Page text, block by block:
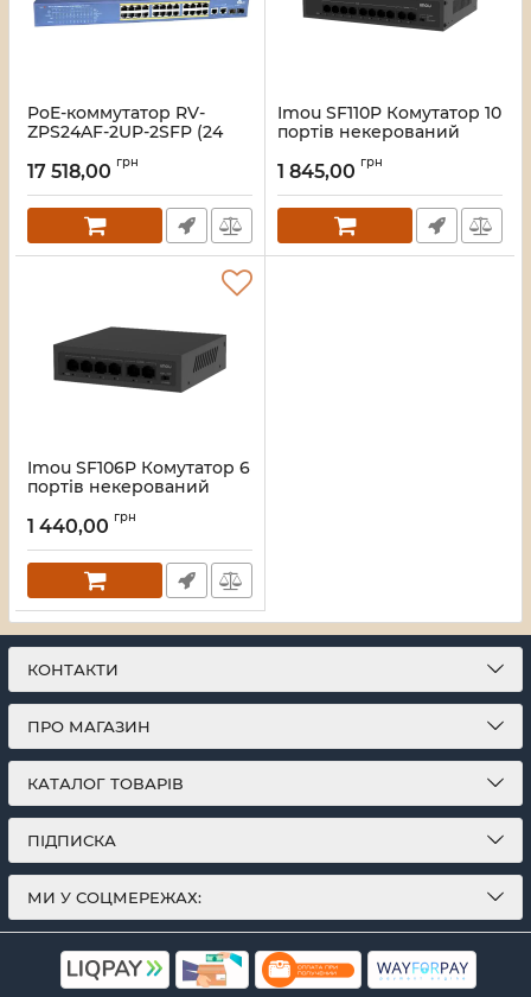
PoE-коммутатор RV-
ZPS24AF-2UP-2SFP (24
Артикул:A000280
17 518,00 грн
Imou SF110P Комутатор 10
портів некерований
1 845,00 грн
Imou SF106P Комутатор 6
портів некерований
1 440,00 грн
КОНТАКТИ
ПРО МАГАЗИН
КАТАЛОГ ТОВАРІВ
ПІДПИСКА
МИ У СОЦМЕРЕЖАХ: